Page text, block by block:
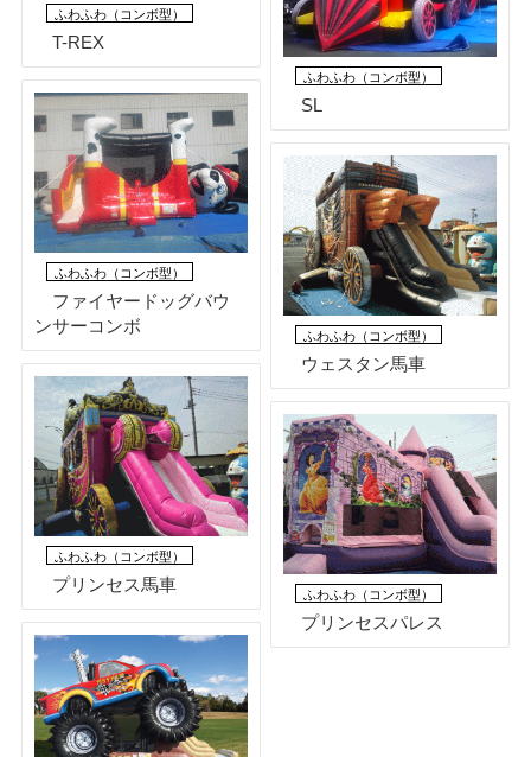
ふわふわ（コンボ型）
T-REX
ふわふわ（コンボ型）
SL
ふわふわ（コンボ型）
ファイヤードッグバウ
ンサーコンボ
ふわふわ（コンボ型）
ウェスタン馬車
ふわふわ（コンボ型）
プリンセス馬車 ふわふわ（コンボ型）
プリンセスパレス